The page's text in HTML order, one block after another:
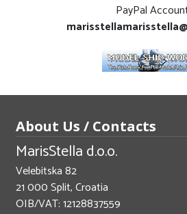
PayPal
About Us / Contacts
MarisStella d.o.o.
Velebitska 82
21 000 Split, Croatia
OIB/VAT: 12128837559